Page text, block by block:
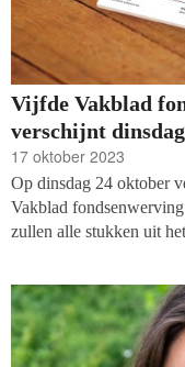
Vijfde Vakblad
verschijnt
17 oktober 2023
Op dinsdag 24 oktober
Vakblad
zullen alle stukken uit
personeelsplanning
interviews met
Myers en nog veel meer.